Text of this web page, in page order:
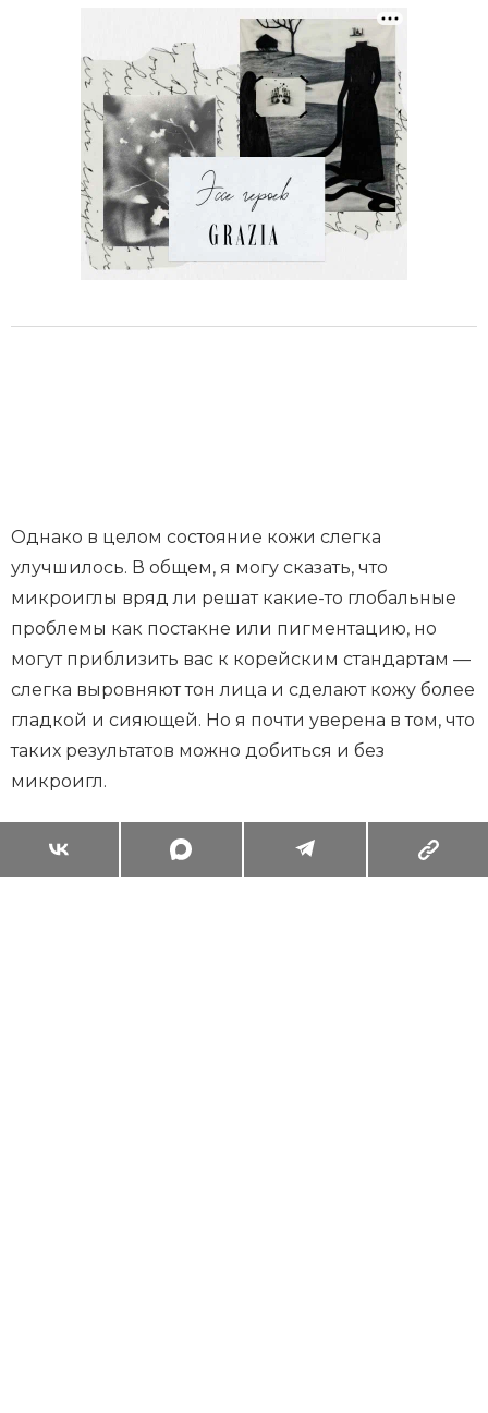
Однако в целом состояние кожи слегка
улучшилось. В общем, я могу сказать, что
микроиглы вряд ли решат какие-то глобальные
проблемы как постакне или пигментацию, но
могут приблизить вас к корейским стандартам —
слегка выровняют тон лица и сделают кожу более
гладкой и сияющей. Но я почти уверена в том, что
таких результатов можно добиться и без
микроигл.